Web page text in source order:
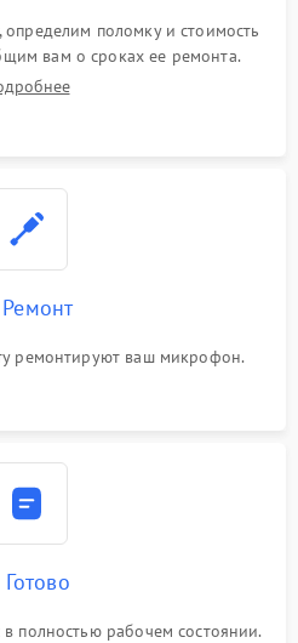
поломку и стоимость
вам о сроках ее ремонта.
ремонтируют ваш микрофон.
Готово
полностью рабочем состоянии.